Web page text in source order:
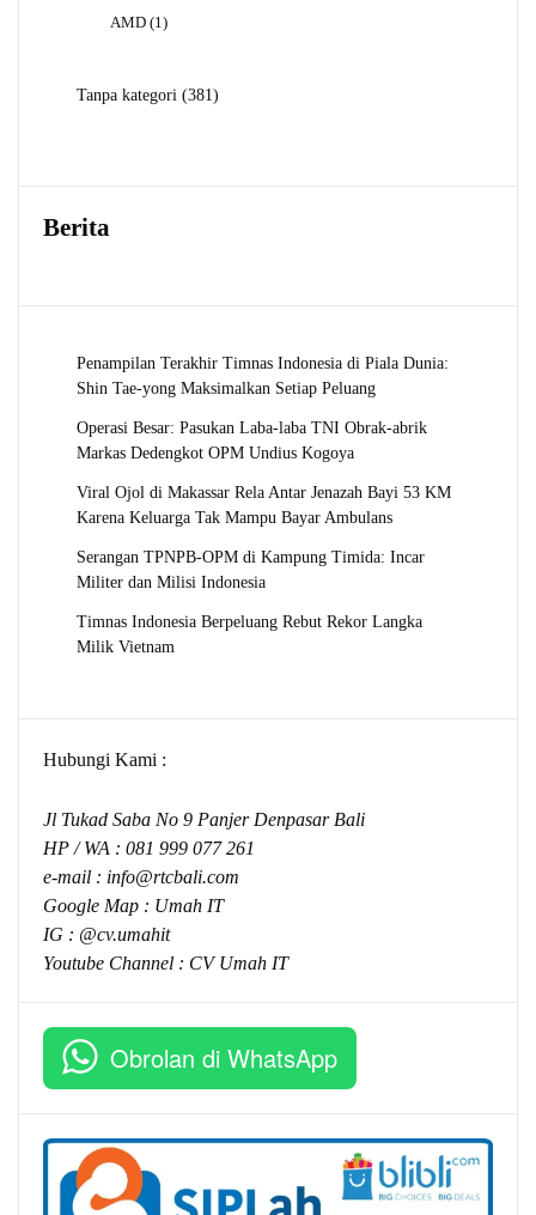
AMD 11
Tanpa kategori 381381
Berita
Penampilan Terakhir Timnas Indonesia di Piala Dunia:
Shin Tae-yong Maksimalkan Setiap Peluang
Operasi Besar: Pasukan Laba-laba TNI Obrak-abrik
Markas Dedengkot OPM Undius Kogoya
Viral Ojol di Makassar Rela Antar Jenazah Bayi 53 KM
Karena Keluarga Tak Mampu Bayar Ambulans
Serangan TPNPB-OPM di Kampung Timida: Incar
Militer dan Milisi Indonesia
Timnas Indonesia Berpeluang Rebut Rekor Langka
Milik Vietnam
Hubungi Kami :
Jl Tukad Saba No 9 Panjer Denpasar Bali
HP / WA : 081 999 077 261
e-mail : info@rtcbali.com
Google Map : Umah IT
IG : @cv.umahit
Youtube Channel : CV Umah IT
Obrolan di WhatsApp